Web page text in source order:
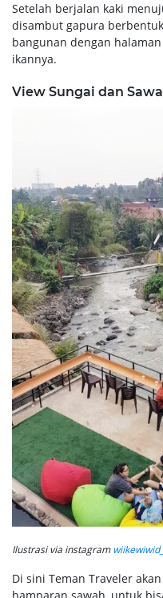
Setelah berjalan kaki
disambut gapura
bangunan dengan
ikannya.
View Sungai dan
Ilustrasi via instagram
Di sini Teman Traveler